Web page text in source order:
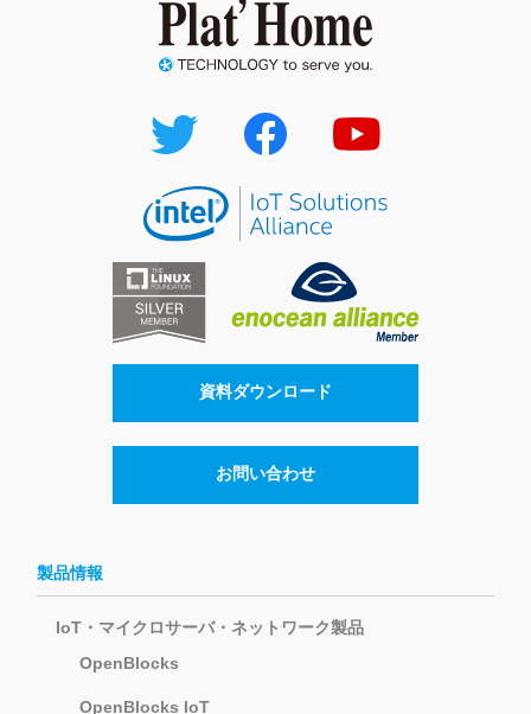
資料ダウンロード
お問い合わせ
製品情報
IoT・マイクロサーバ・ネットワーク製品
OpenBlocks
OpenBlocks IoT